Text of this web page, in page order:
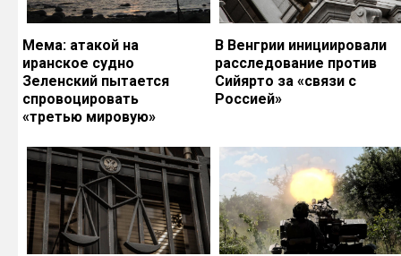
Мема: атакой на
иранское судно
Зеленский пытается
спровоцировать
«третью мировую»
В Венгрии инициировали
расследование против
Сийярто за «связи с
Россией»